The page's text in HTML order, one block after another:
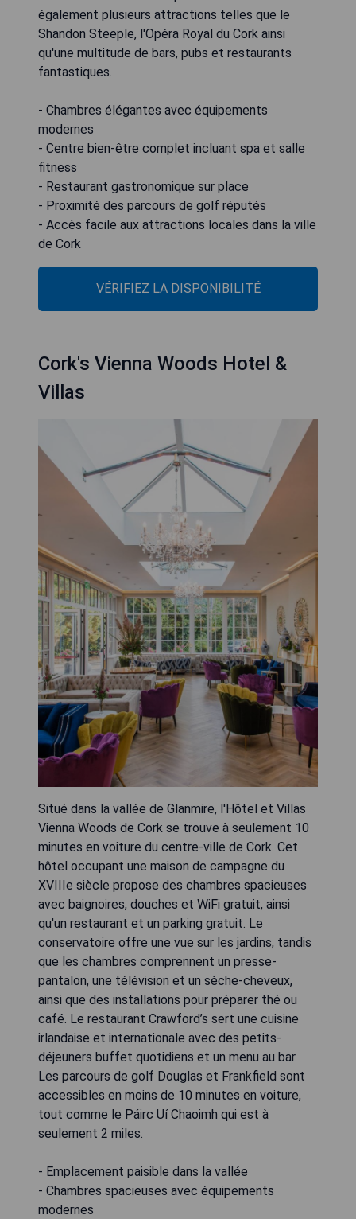
également plusieurs attractions telles que le
Shandon Steeple, l'Opéra Royal du Cork ainsi
qu'une multitude de bars, pubs et restaurants
fantastiques.
- Chambres élégantes avec équipements
modernes
- Centre bien-être complet incluant spa et salle
fitness
- Restaurant gastronomique sur place
- Proximité des parcours de golf réputés
- Accès facile aux attractions locales dans la ville
de Cork
VÉRIFIEZ LA DISPONIBILITÉ
Cork's Vienna Woods Hotel &
Villas
Situé dans la vallée de Glanmire, l'Hôtel et Villas
Vienna Woods de Cork se trouve à seulement 10
minutes en voiture du centre-ville de Cork. Cet
hôtel occupant une maison de campagne du
XVIIIe siècle propose des chambres spacieuses
avec baignoires, douches et WiFi gratuit, ainsi
qu'un restaurant et un parking gratuit. Le
conservatoire offre une vue sur les jardins, tandis
que les chambres comprennent un presse-
pantalon, une télévision et un sèche-cheveux,
ainsi que des installations pour préparer thé ou
café. Le restaurant Crawford’s sert une cuisine
irlandaise et internationale avec des petits-
déjeuners buffet quotidiens et un menu au bar.
Les parcours de golf Douglas et Frankfield sont
accessibles en moins de 10 minutes en voiture,
tout comme le Páirc Uí Chaoimh qui est à
seulement 2 miles.
- Emplacement paisible dans la vallée
- Chambres spacieuses avec équipements
modernes